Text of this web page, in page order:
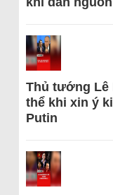
Thủ tướng Lê
thể khi xin ý
Putin